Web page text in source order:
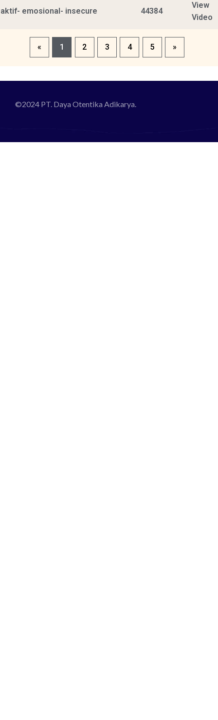
emosional- insecure 44384
View
Video
« 1 2 3 4 5 »
©2024 PT. Daya Otentika Adikarya.